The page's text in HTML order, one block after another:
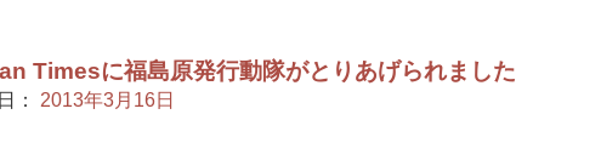
Timesに福島原発行動隊がとりあげられました
： 2013年3月16日